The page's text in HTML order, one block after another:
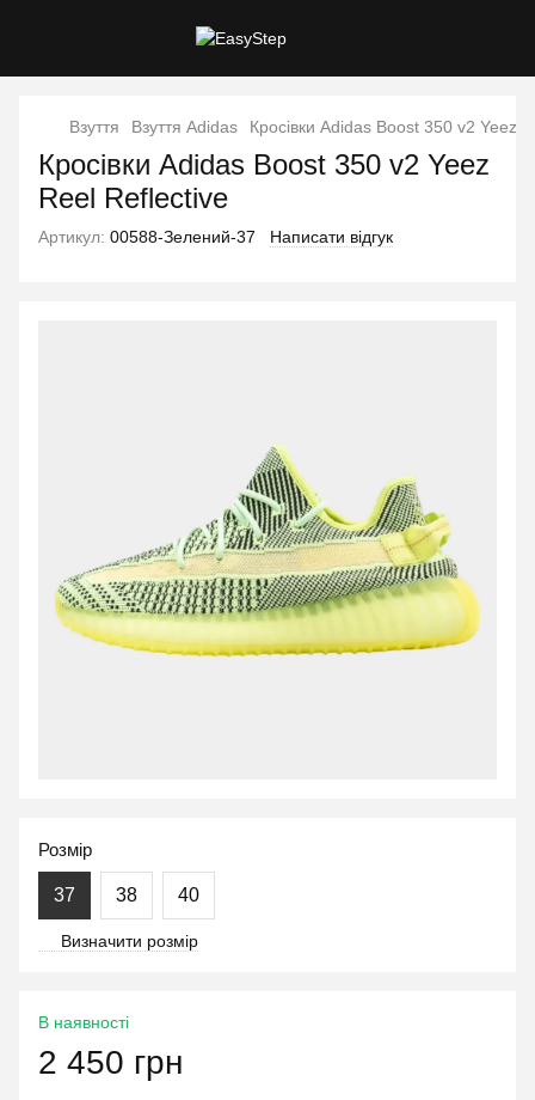
Взуття Взуття Adidas Кросівки Adidas Boost 350 v2 Yeez
Кросівки Adidas Boost 350 v2 Yeez
Reel Reflective
Артикул: 00588-Зелений-37 Написати відгук
Розмір
37 38 40
Визначити розмір
В наявності
2 450 грн